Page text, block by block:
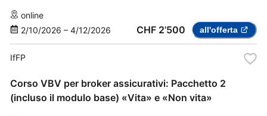
online
2/10/2026 – 4/12/2026 CHF 2’500 all'offerta
IfFP
Corso VBV per broker assicurativi: Pacchetto 2
(incluso il modulo base) «Vita» e «Non vita»